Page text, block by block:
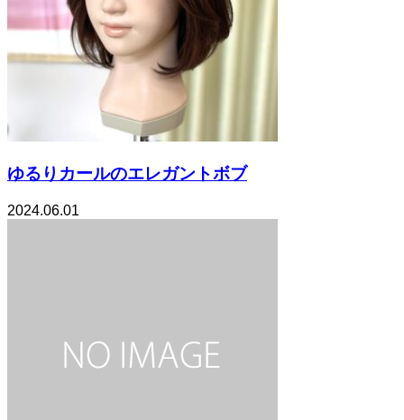
ゆるりカールのエレガントボブ
2024.06.01